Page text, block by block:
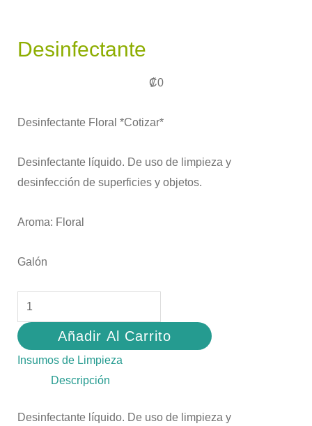
Desinfectante
₡0
Desinfectante Floral *Cotizar*
Desinfectante líquido. De uso de limpieza y
desinfección de superficies y objetos.
Aroma: Floral
Galón
Añadir Al Carrito
Insumos de Limpieza
Descripción
Desinfectante líquido. De uso de limpieza y